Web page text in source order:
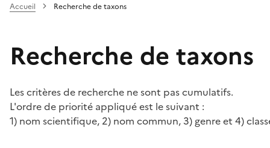
Accueil Recherche de taxons
Recherche de taxons
Les critères de recherche ne sont pas cumulatifs.
L'ordre de priorité appliqué est le suivant :
1) nom scientifique, 2) nom commun, 3) genre et 4)